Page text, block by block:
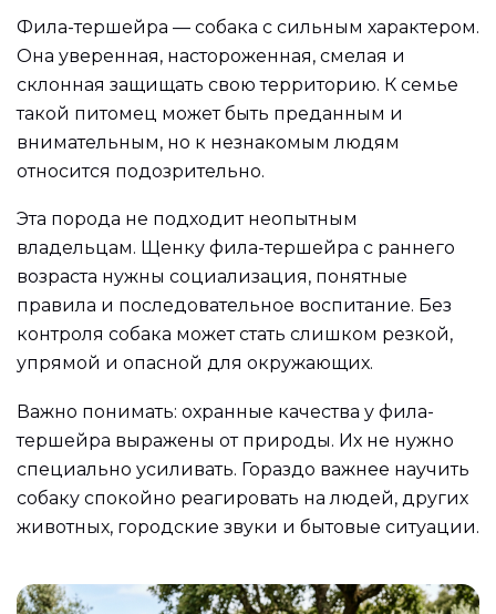
Фила-тершейра — собака с сильным характером.
Она уверенная, настороженная, смелая и
склонная защищать свою территорию. К семье
такой питомец может быть преданным и
внимательным, но к незнакомым людям
относится подозрительно.
Эта порода не подходит неопытным
владельцам. Щенку фила-тершейра с раннего
возраста нужны социализация, понятные
правила и последовательное воспитание. Без
контроля собака может стать слишком резкой,
упрямой и опасной для окружающих.
Важно понимать: охранные качества у фила-
тершейра выражены от природы. Их не нужно
специально усиливать. Гораздо важнее научить
собаку спокойно реагировать на людей, других
животных, городские звуки и бытовые ситуации.